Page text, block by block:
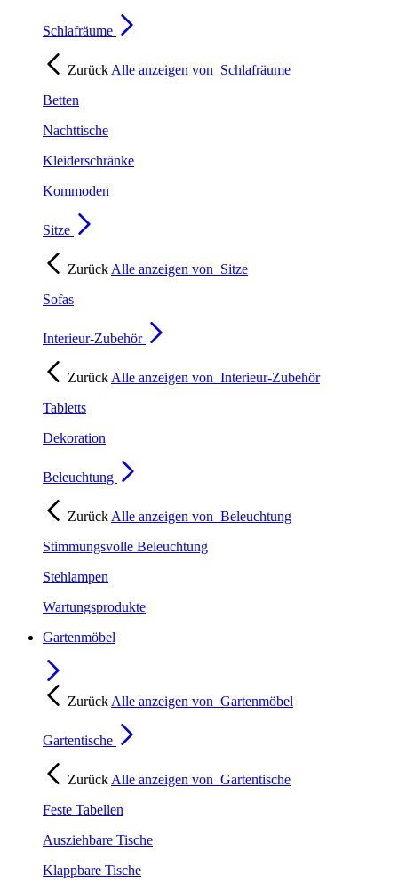
Schlafräume
Zurück Alle anzeigen von Schlafräume
Betten
Nachttische
Kleiderschränke
Kommoden
Sitze
Zurück Alle anzeigen von Sitze
Sofas
Interieur-Zubehör
Zurück Alle anzeigen von Interieur-Zubehör
Tabletts
Dekoration
Beleuchtung
Zurück Alle anzeigen von Beleuchtung
Stimmungsvolle Beleuchtung
Stehlampen
Wartungsprodukte
Gartenmöbel
Zurück Alle anzeigen von Gartenmöbel
Gartentische
Zurück Alle anzeigen von Gartentische
Feste Tabellen
Ausziehbare Tische
Klappbare Tische